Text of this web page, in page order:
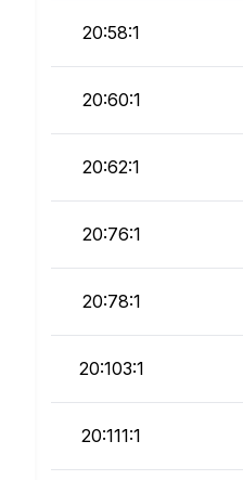
20:58:1
20:60:1
20:62:1
20:76:1
20:78:1
20:103:1
20:111:1